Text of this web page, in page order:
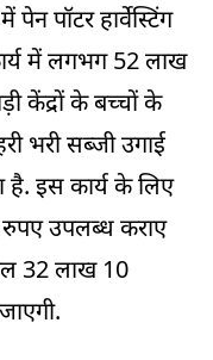
पॉटर हार्वेस्टिंग
में लगभग 52 लाख
केंद्रों के बच्चों के
भरी सब्जी उगाई
है. इस कार्य के लिए
रुपए उपलब्ध कराए
32 लाख 10